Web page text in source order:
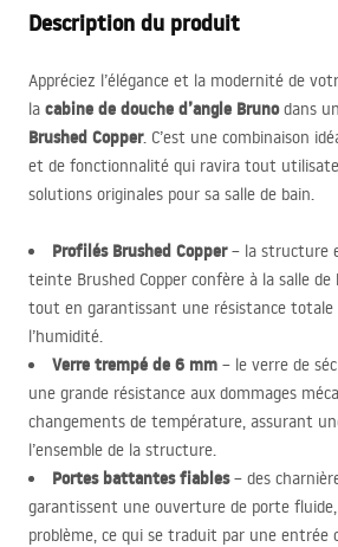
Description du produit
Appréciez l’élégance et la modernité de
la cabine de douche d’angle Brunodans
Brushed Copper. C’est une combinaison
et de fonctionnalité qui ravira tout
solutions originales pour sa salle de bain.
Profilés Brushed Copper– la structure
teinte Brushed Copper confère à la salle
tout en garantissant une résistance totale
l’humidité.
Verre trempé de 6 mm – le verre de
une grande résistance aux dommages
changements de température, assurant
l’ensemble de la structure.
Portes battantes fiables– des
garantissent une ouverture de porte
problème, ce qui se traduit par une entrée